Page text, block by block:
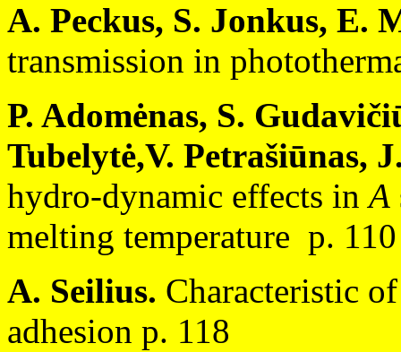
A. Peckus, S. Jonkus, E.
transmission in
P. Adomėnas, S.
Tubelytė,V. Petrašiūnas,
hydro-dynamic effects inA
melting temperature p. 110
A. Seilius. Characteristic
adhesion p. 118